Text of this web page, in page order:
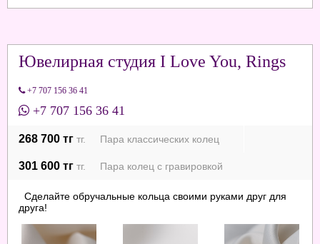
Ювелирная студия I Love You, Rings
+7 707 156 36 41
+7 707 156 36 41
268 700 тг тг. Пара классических колец
301 600 тг тг. Пара колец с гравировкой
Сделайте обручальные кольца своими руками друг для
друга!